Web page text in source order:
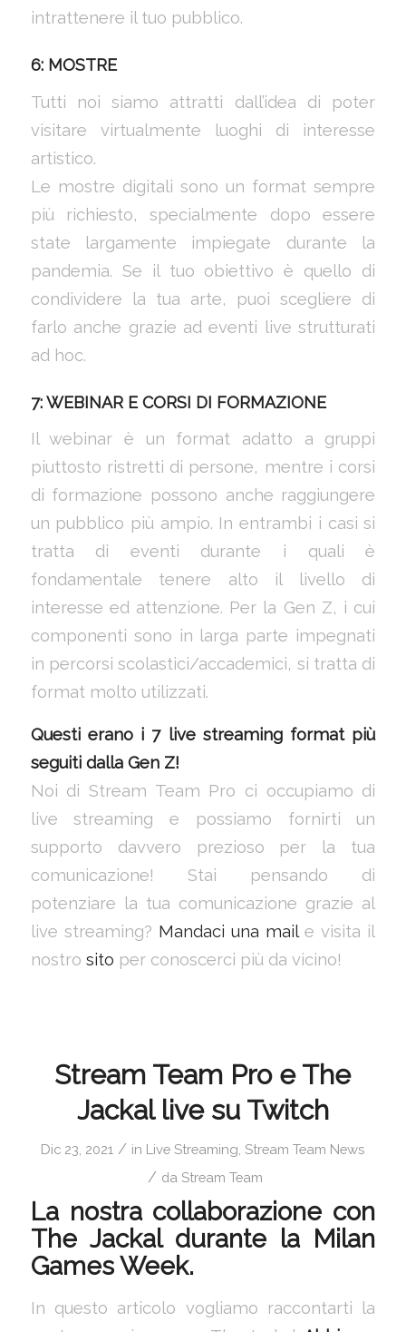
intrattenere il tuo pubblico.
6: MOSTRE
Tutti noi siamo attratti dall’idea di poter
visitare virtualmente luoghi di interesse
artistico.
Le mostre digitali sono un format sempre
più richiesto, specialmente dopo essere
state largamente impiegate durante la
pandemia. Se il tuo obiettivo è quello di
condividere la tua arte, puoi scegliere di
farlo anche grazie ad eventi live strutturati
ad hoc.
7: WEBINAR E CORSI DI FORMAZIONE
Il webinar è un format adatto a gruppi
piuttosto ristretti di persone, mentre i corsi
di formazione possono anche raggiungere
un pubblico più ampio. In entrambi i casi si
tratta di eventi durante i quali è
fondamentale tenere alto il livello di
interesse ed attenzione. Per la Gen Z, i cui
componenti sono in larga parte impegnati
in percorsi scolastici/accademici, si tratta di
format molto utilizzati.
Questi erano i 7 live streaming format più
seguiti dalla Gen Z!
Noi di Stream Team Pro ci occupiamo di
live streaming e possiamo fornirti un
supporto davvero prezioso per la tua
comunicazione! Stai pensando di
potenziare la tua comunicazione grazie al
live streaming? Mandaci una maile visita il
nostro sito per conoscerci più da vicino!
Stream Team Pro e The
Jackal live su Twitch
Dic 23, 2021 / in Live Streaming ,Stream Team News
/ da Stream Team
La nostra collaborazione con
The Jackal durante la Milan
Games Week.
In questo articolo vogliamo raccontarti la